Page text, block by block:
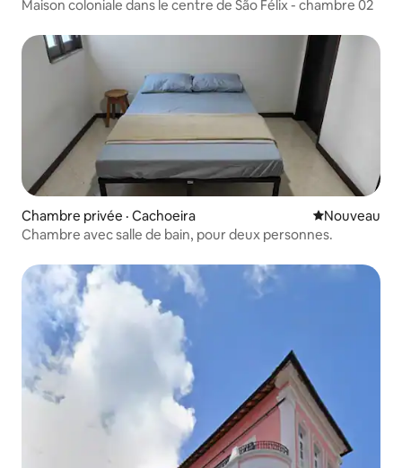
Maison coloniale dans le centre de São Félix - chambre 02
Chambre privée · Cachoeira Nouvel
Nouveau
Chambre avec salle de bain, pour deux personnes.